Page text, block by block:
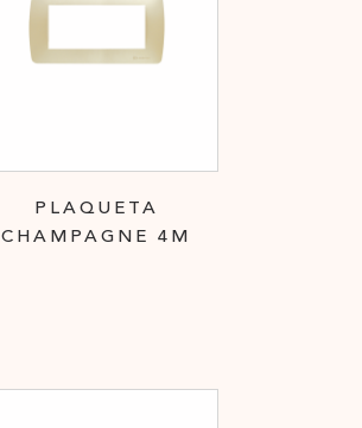
PLAQUETA
CHAMPAGNE 4M